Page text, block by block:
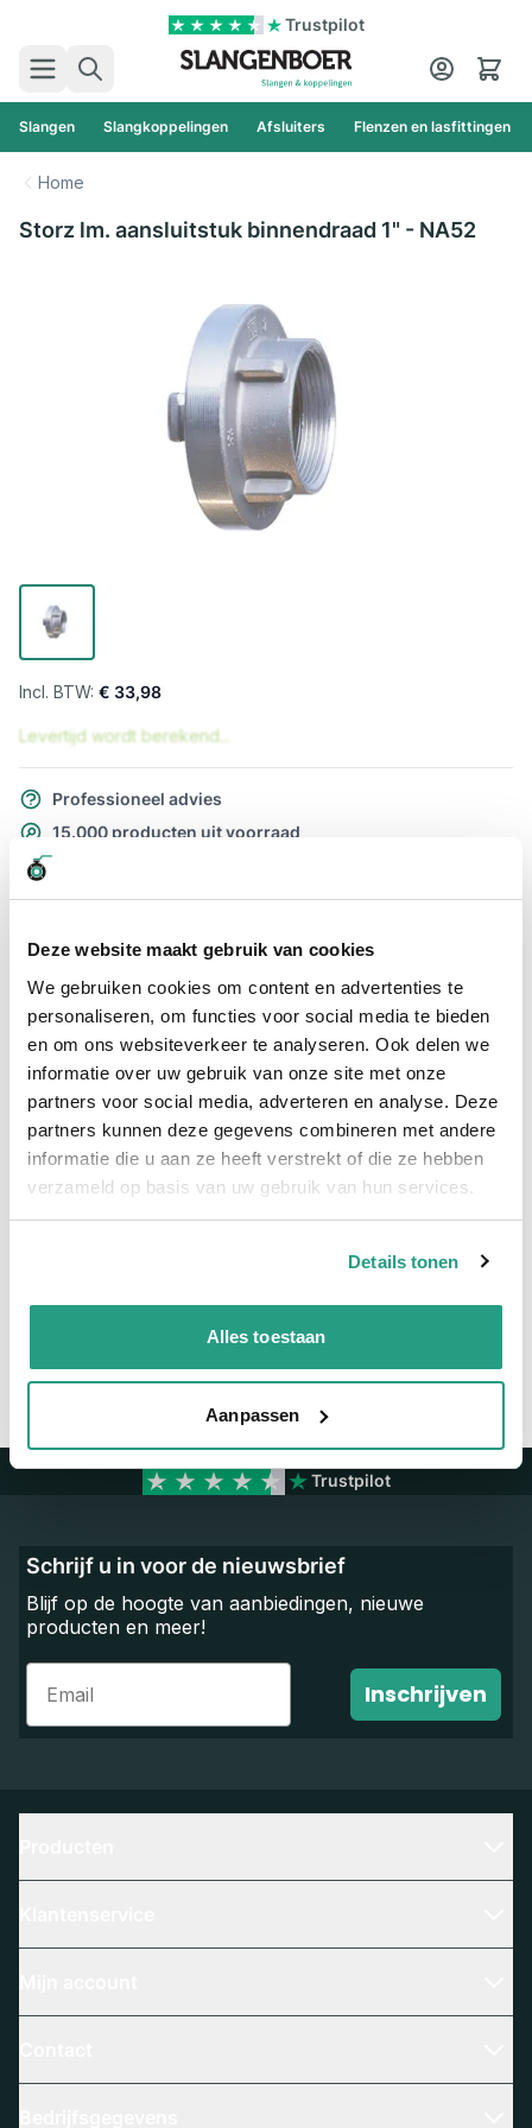
Deze website maakt gebruik van cookies
We gebruiken cookies om content en advertenties te
personaliseren, om functies voor social media te bieden
en om ons websiteverkeer te analyseren. Ook delen we
informatie over uw gebruik van onze site met onze
partners voor social media, adverteren en analyse. Deze
partners kunnen deze gegevens combineren met andere
informatie die u aan ze heeft verstrekt of die ze hebben
verzameld op basis van uw gebruik van hun services.
Details tonen
Alles toestaan
Aanpassen
Trustpilot
Zoek
Cart
Slangen Slangkoppelingen Afsluiters Flenzen en lasfittingen
Home
Storz lm. aansluitstuk binnendraad 1" - NA52
€ 33,98
Levertijd wordt berekend...
Professioneel advies
15.000 producten uit voorraad
Snelle levering
Meer informatie
Meer informatie
Maatvoering koppeling 1" - NA52
Materiaal Aluminium
Neem contact met ons op
Trustpilot
Schrijf u in voor de nieuwsbrief
Blijf op de hoogte van aanbiedingen, nieuwe
producten en meer!
Email
Inschrijven